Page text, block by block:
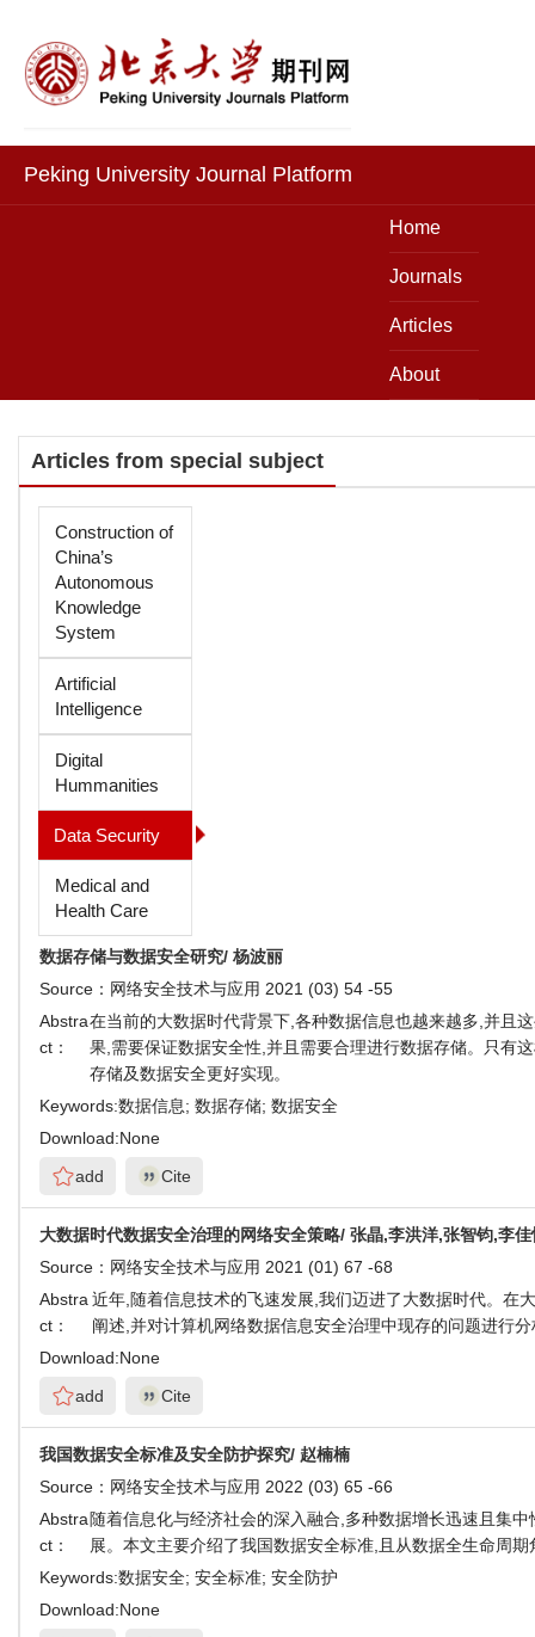
Peking University Journal Platform
Home
Journals
Articles
About
Articles from special subject
Construction of
China’s
Autonomous
Knowledge
System
Artificial
Intelligence
Digital
Hummanities
Data Security
Medical and
Health Care
数据存储与数据安全研究/ 杨波丽
Source： 网络安全技术与应用 2021 (03) 54 -55
Abstra
ct：
在当前的大数据时代背景下,各种数据信息也越来越多,并且
果,需要保证数据安全性,并且需要合理进行数据存储。只有
存储及数据安全更好实现。
Keywords:数据信息; 数据存储; 数据安全
Download:None
add
Cite
大数据时代数据安全治理的网络安全策略/ 张晶,李洪洋,张智钧,李
Source： 网络安全技术与应用 2021 (01) 67 -68
Abstra
ct：
近年,随着信息技术的飞速发展,我们迈进了大数据时代。在
阐述,并对计算机网络数据信息安全治理中现存的问题进行
Download:None
add
Cite
我国数据安全标准及安全防护探究/ 赵楠楠
Source： 网络安全技术与应用 2022 (03) 65 -66
Abstra
ct：
随着信息化与经济社会的深入融合,多种数据增长迅速且集
展。本文主要介绍了我国数据安全标准,且从数据全生命周
Keywords:数据安全; 安全标准; 安全防护
Download:None